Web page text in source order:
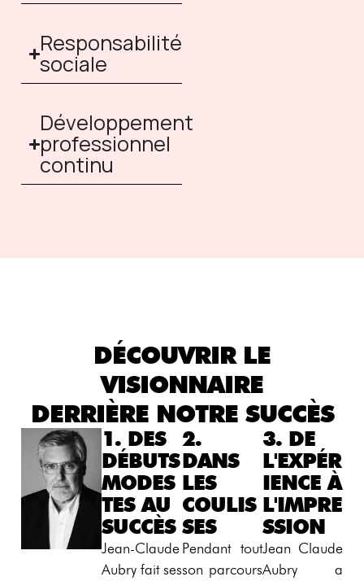
Responsabilité
sociale
Développement
professionnel
continu
DÉCOUVRIR LE
VISIONNAIRE
DERRIÈRE NOTRE SUCCÈS
1. DES
DÉBUTS
MODES
TES AU
SUCCÈS
Jean-Claude
Aubry fait ses
2.
DANS
LES
COULIS
SES
Pendant tout
son parcours
3. DE
L'EXPÉR
IENCE À
L'IMPRE
SSION
Jean Claude
Aubry a